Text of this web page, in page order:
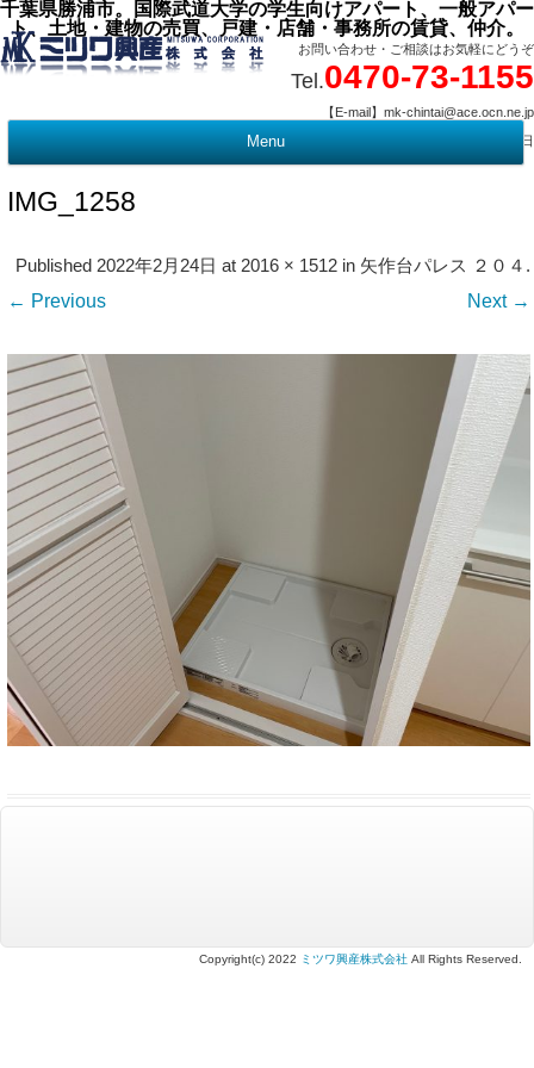
千葉県勝浦市。国際武道大学の学生向けアパート、一般アパー
ト、土地・建物の売買、戸建・店舗・事務所の賃貸、仲介。
お問い合わせ・ご相談はお気軽にどうぞ
Tel.0470-73-1155
【E-mail】mk-chintai@ace.ocn.ne.jp
【営業時間】09:00 ～ 17:15 【定 休 日】水曜・祭日
Menu
IMG_1258
Published2022年2月24日 at2016 × 1512 in 矢作台パレス ２０４ .
← Previous Next →
Copyright(c) 2022 ミツワ興産株式会社 All Rights Reserved.